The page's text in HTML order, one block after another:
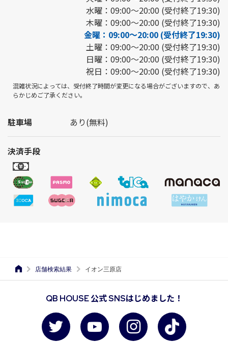
店舗検索結果 イオン三原店
水曜：09:00～20:00 (受付終了19:30)
木曜：09:00～20:00 (受付終了19:30)
金曜：09:00～20:00 (受付終了19:30)
土曜：09:00～20:00 (受付終了19:30)
日曜：09:00～20:00 (受付終了19:30)
祝日：09:00～20:00 (受付終了19:30)
混雑状況によっては、受付終了時間が変更になる場合がございますので、あ
らかじめご了承ください。
駐車場 あり(無料)
決済手段
QB HOUSE 公式 SNSはじめました！